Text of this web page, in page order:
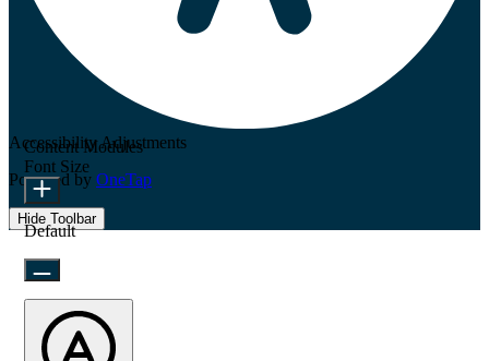
Accessibility Adjustments
Powered by OneTap
Hide Toolbar
Content Modules
Font Size
Default